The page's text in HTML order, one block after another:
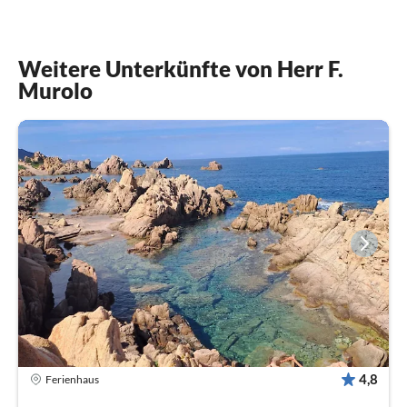
Weitere Unterkünfte von Herr F.
Murolo
Ferienhaus 4,8